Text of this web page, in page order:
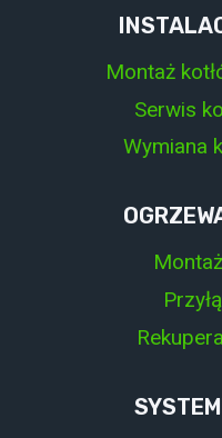
Montaż
Serwis
Wymiana